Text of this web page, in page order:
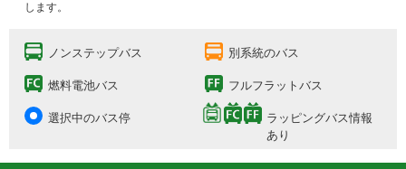
します。
ノンステップバス 別系統のバス
燃料電池バス フルフラットバス
選択中のバス停
ラッピングバス情報
あり